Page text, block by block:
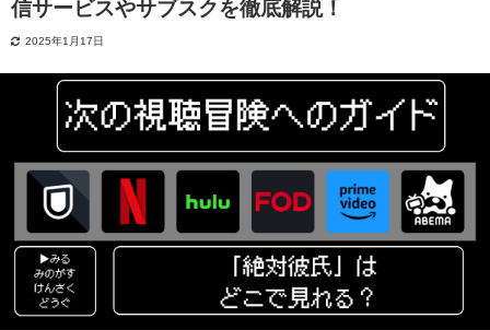
信サービスやサブスクを徹底解説！
2025年1月17日